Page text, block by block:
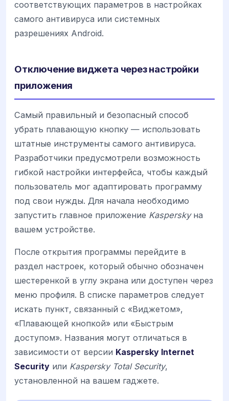
соответствующих параметров в настройках
самого антивируса или системных
разрешениях Android.
Отключение виджета через настройки
приложения
Самый правильный и безопасный способ
убрать плавающую кнопку — использовать
штатные инструменты самого антивируса.
Разработчики предусмотрели возможность
гибкой настройки интерфейса, чтобы каждый
пользователь мог адаптировать программу
под свои нужды. Для начала необходимо
запустить главное приложение Kasperskyна
вашем устройстве.
После открытия программы перейдите в
раздел настроек, который обычно обозначен
шестеренкой в углу экрана или доступен через
меню профиля. В списке параметров следует
искать пункт, связанный с «Виджетом»,
«Плавающей кнопкой» или «Быстрым
доступом». Названия могут отличаться в
зависимости от версии Kaspersky Internet
Security или Kaspersky Total Security,
установленной на вашем гаджете.